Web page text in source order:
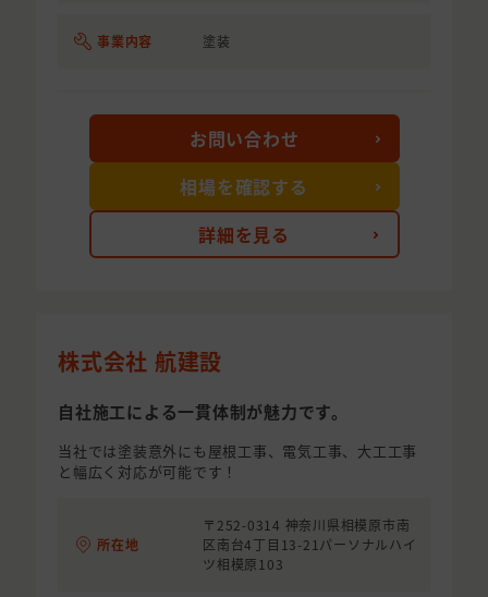
事業内容 塗装
詳細を見る
お問い合わせ
相場を確認する
株式会社 航建設
自社施工による一貫体制が魅力です。
当社では塗装意外にも屋根工事、電気工事、大工工事
と幅広く対応が可能です！
所在地
〒252-0314 神奈川県相模原市南
区南台4丁目13-21パーソナルハイ
ツ相模原103